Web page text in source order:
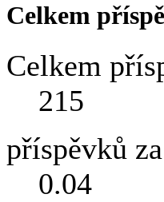
Celkem
Celkem
215
příspěvků
0.04